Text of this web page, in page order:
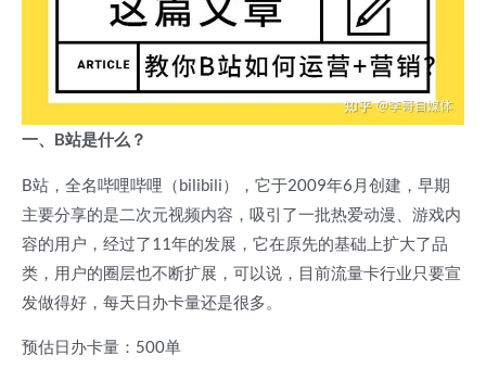
一、B站是什么？
B站，全名哔哩哔哩（bilibili），它于2009年6月创建，早期
主要分享的是二次元视频内容，吸引了一批热爱动漫、游戏内
容的用户，经过了11年的发展，它在原先的基础上扩大了品
类，用户的圈层也不断扩展，可以说，目前流量卡行业只要宣
发做得好，每天日办卡量还是很多。
预估日办卡量：500单